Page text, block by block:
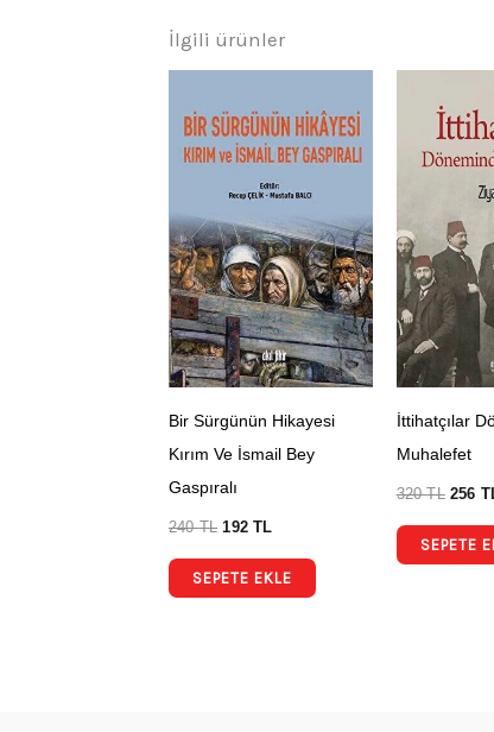
İlgili ürünler
Bir Sürgünün Hikayesi
Kırım Ve İsmail Bey
Gaspıralı
240TL 192TL
SEPETE EKLE
İttihatçılar
Muhalefet
320TL 256
SEPETE